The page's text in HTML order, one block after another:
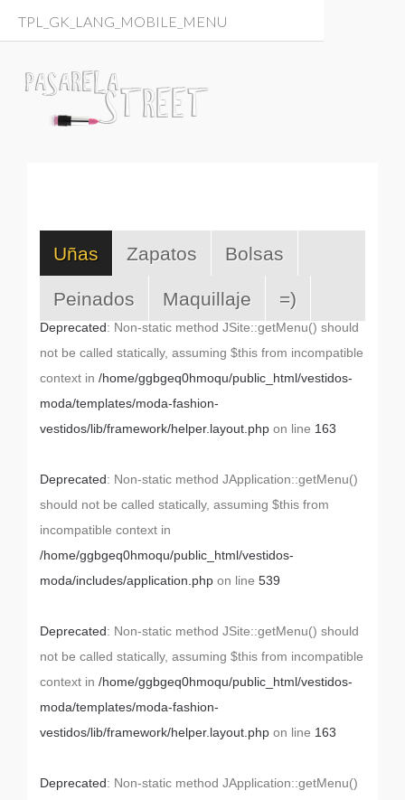
TPL_GK_LANG_MOBILE_MENU
Uñas Zapatos Bolsas
Peinados Maquillaje =)
Deprecated: Non-static method JSite::getMenu() should
not be called statically, assuming $this from incompatible
context in /home/ggbgeq0hmoqu/public_html/vestidos-
moda/templates/moda-fashion-
vestidos/lib/framework/helper.layout.php on line 163
Deprecated: Non-static method JApplication::getMenu()
should not be called statically, assuming $this from
incompatible context in
/home/ggbgeq0hmoqu/public_html/vestidos-
moda/includes/application.php on line 539
Deprecated: Non-static method JSite::getMenu() should
not be called statically, assuming $this from incompatible
context in /home/ggbgeq0hmoqu/public_html/vestidos-
moda/templates/moda-fashion-
vestidos/lib/framework/helper.layout.php on line 163
Deprecated: Non-static method JApplication::getMenu()